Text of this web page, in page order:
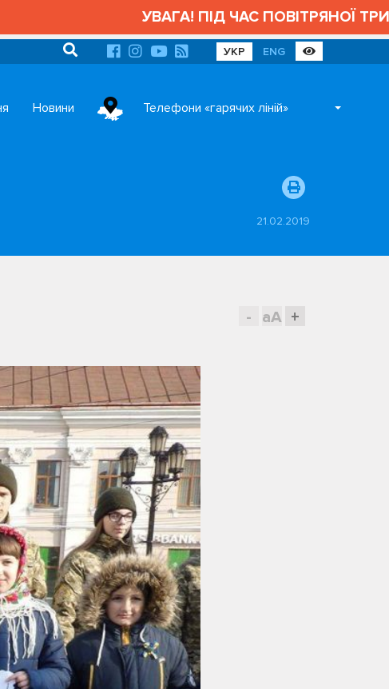
УВАГА! ПІД ЧАС ПОВІТРЯНОЇ ТРИВОГИ
УКР ENG
Новини Телефони «гарячих ліній»
21.02.2019
- aA +